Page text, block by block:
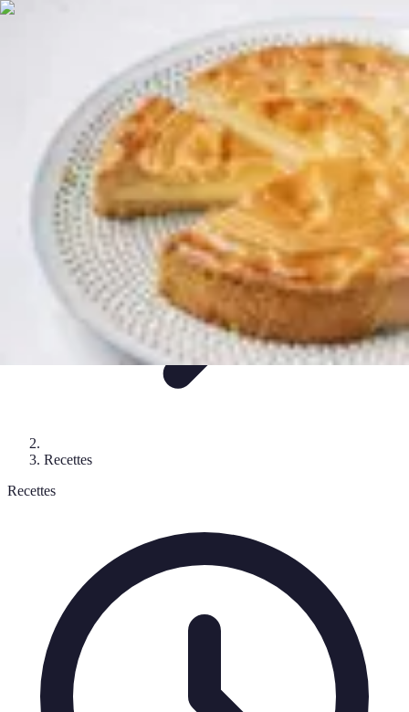
Gâteaux Maison
RecettesAvis & Comparatifs
Gâteaux Maison
Recettes
Recettes